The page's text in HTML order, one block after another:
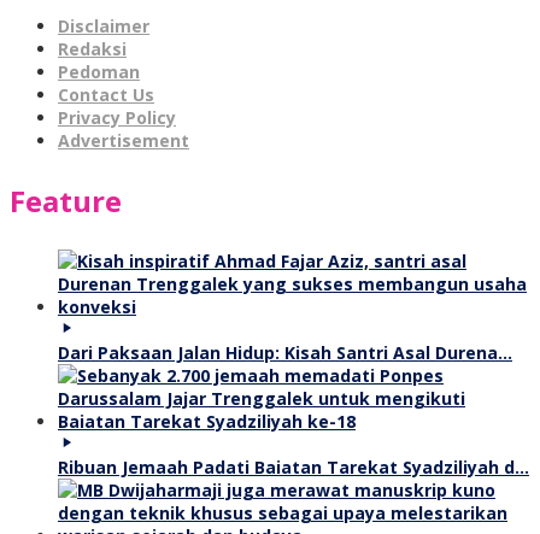
Disclaimer
Redaksi
Pedoman
Contact Us
Privacy Policy
Advertisement
Feature
Dari Paksaan Jalan Hidup: Kisah Santri Asal Durena…
Ribuan Jemaah Padati Baiatan Tarekat Syadziliyah d…